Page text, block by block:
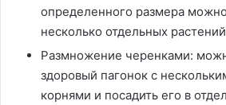
определенного размера
несколько отдельных
Размножение черенками:
здоровый пагонок с
корнями и посадить его в